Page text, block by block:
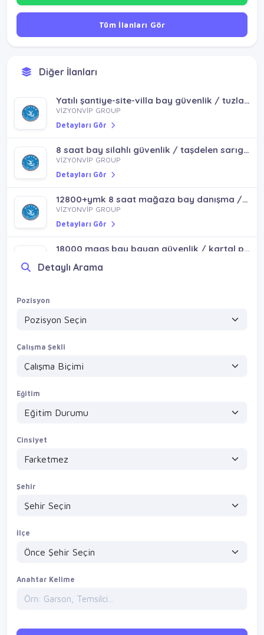
Tüm İlanları Gör
Diğer İlanları
Yatılı şantiye-site-villa bay güvenlik / tuzla pendik kadıköy
VİZYONVİP GROUP
Detayları Gör
8 saat bay silahlı güvenlik / taşdelen sarıgazi yenidoğan samandıra
VİZYONVİP GROUP
Detayları Gör
12800+ymk 8 saat mağaza bay danışma / pendik sultanbeyli
VİZYONVİP GROUP
Detayları Gör
18000 maaş bay bayan güvenlik / kartal petroliş yukarı kordonboyu mh
Detayları Gör
Detayları Gör
Detaylı Arama
Pozisyon
Çalışma Şekli
Eğitim
Cinsiyet
Şehir
İlçe
Anahtar Kelime